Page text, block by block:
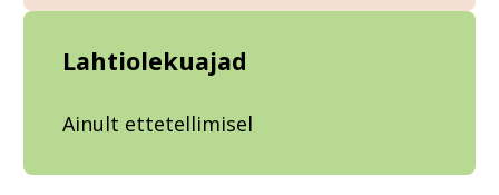
Lahtiolekuajad
Ainult ettetellimisel